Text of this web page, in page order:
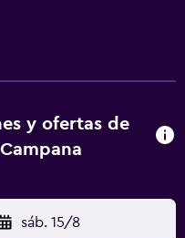
de limpieza
acceso a Internet wifi
de negocios
que se indican más
del alojamiento (es
y ofertas de
sáb. 15/8